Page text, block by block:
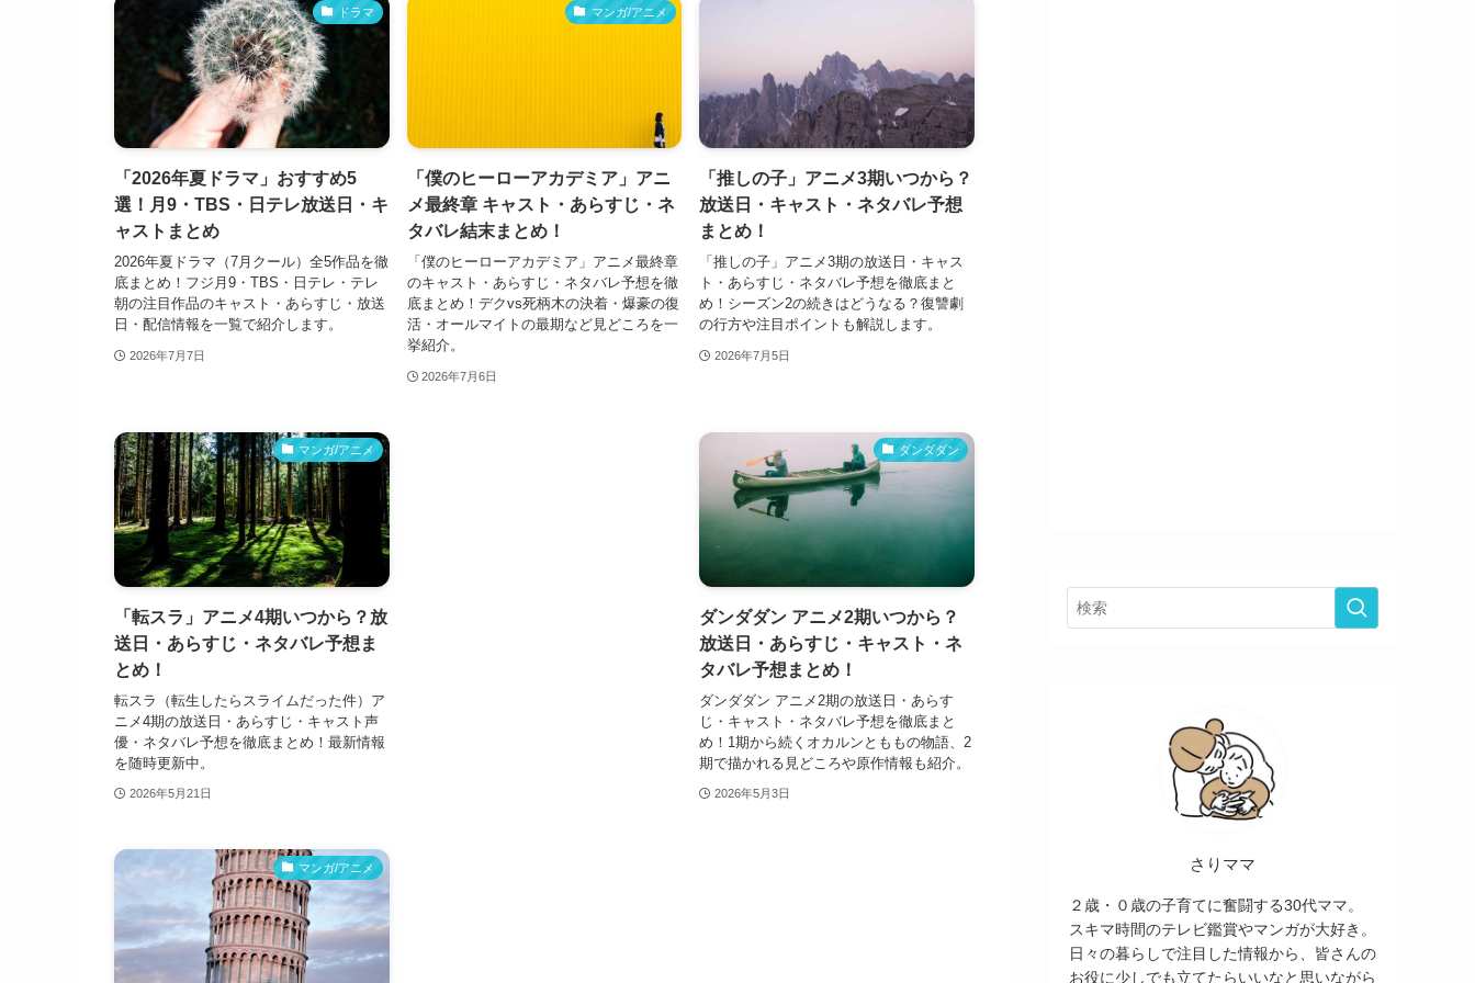
ドラマ
「2026年夏ドラマ」おすすめ5
選！月9・TBS・日テレ放送日・キ
ャストまとめ
2026年夏ドラマ（7月クール）全5作品を徹
底まとめ！フジ月9・TBS・日テレ・テレ
朝の注目作品のキャスト・あらすじ・放送
日・配信情報を一覧で紹介します。
2026年7月7日
マンガ/アニメ
「僕のヒーローアカデミア」アニ
メ最終章 キャスト・あらすじ・ネ
タバレ結末まとめ！
「僕のヒーローアカデミア」アニメ最終章
のキャスト・あらすじ・ネタバレ予想を徹
底まとめ！デクvs死柄木の決着・爆豪の復
活・オールマイトの最期など見どころを一
挙紹介。
2026年7月6日
「推しの子」アニメ3期いつから？
放送日・キャスト・ネタバレ予想
まとめ！
「推しの子」アニメ3期の放送日・キャス
ト・あらすじ・ネタバレ予想を徹底まと
め！シーズン2の続きはどうなる？復讐劇
の行方や注目ポイントも解説します。
2026年7月5日
マンガ/アニメ
「転スラ」アニメ4期いつから？放
送日・あらすじ・ネタバレ予想ま
とめ！
転スラ（転生したらスライムだった件）ア
ニメ4期の放送日・あらすじ・キャスト声
優・ネタバレ予想を徹底まとめ！最新情報
を随時更新中。
2026年5月21日
ダンダダン
ダンダダン アニメ2期いつから？
放送日・あらすじ・キャスト・ネ
タバレ予想まとめ！
ダンダダン アニメ2期の放送日・あらす
じ・キャスト・ネタバレ予想を徹底まと
め！1期から続くオカルンとももの物語、2
期で描かれる見どころや原作情報も紹介。
2026年5月3日
マンガ/アニメ さりママ
２歳・０歳の子育てに奮闘する30代ママ。
スキマ時間のテレビ鑑賞やマンガが大好き。
日々の暮らしで注目した情報から、皆さんの
お役に少しでも立てたらいいなと思いながら